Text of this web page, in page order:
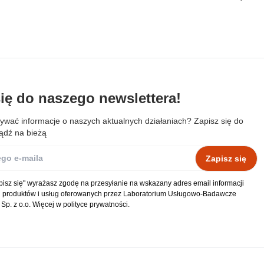
do naszego newslettera!
informacje o naszych aktualnych działaniach? Zapisz się do
na bieżą
się" wyrażasz zgodę na przesyłanie na wskazany adres email informacji
produktów i usług oferowanych przez Laboratorium Usługowo-Badawcze
Sp. z o.o. Więcej w polityce prywatności.
umożliwiają stronie zapamiętanie informacji, które zmieniają
lub region, w którym znajduje się użytkownik.
właścicielem stron internetowych zrozumieć, w jaki sposób
anonimowe informacje.
są w celu śledzenia użytkowników na stronach
dla poszczególnych użytkowników i tym samym bardziej